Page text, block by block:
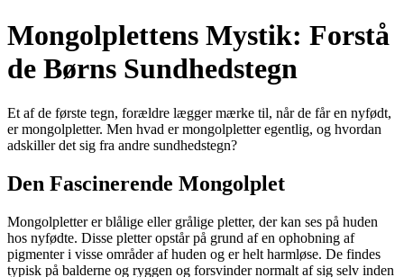
Mongolplettens Mystik: Forstå
de Børns Sundhedstegn
Et af de første tegn, forældre lægger mærke til, når de får en nyfødt,
er mongolpletter. Men hvad er mongolpletter egentlig, og hvordan
adskiller det sig fra andre sundhedstegn?
Den Fascinerende Mongolplet
Mongolpletter er blålige eller grålige pletter, der kan ses på huden
hos nyfødte. Disse pletter opstår på grund af en ophobning af
pigmenter i visse områder af huden og er helt harmløse. De findes
typisk på balderne og ryggen og forsvinder normalt af sig selv inden